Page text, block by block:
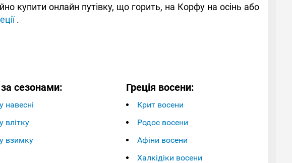
купити онлайн путівку, що горить, на Корфу на осінь або
.
сезонами:
навесні
влітку
взимку
Греція восени:
Крит восени
Родос восени
Афіни восени
Халкідіки восени